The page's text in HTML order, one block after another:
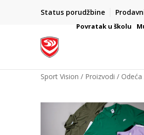
Status porudžbine
VAŽNO
Povratak u školu
Sport Vision Proizvodi Odeća